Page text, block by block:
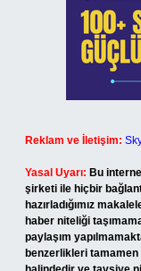
Reklam ve İletişim:
Yasal Uyarı: Bu
şirketi ile hiçbir
hazırladığımız
haber niteliği
paylaşım
benzerlikleri